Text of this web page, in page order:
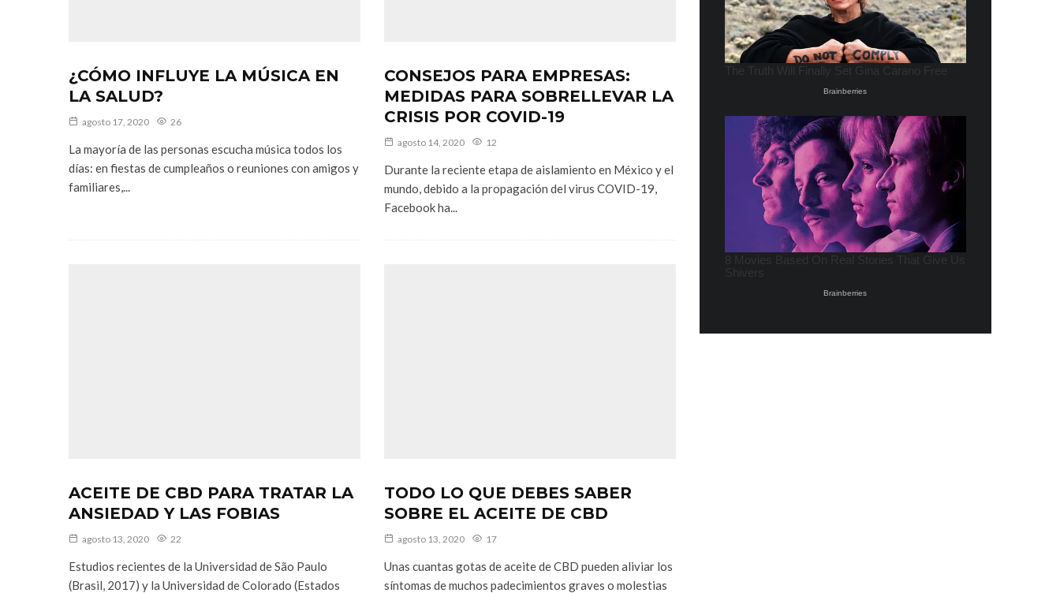
¿CÓMO INFLUYE LA MÚSICA EN
LA SALUD?
agosto 17, 2020 26
La mayoría de las personas escucha música todos los
días: en fiestas de cumpleaños o reuniones con amigos y
familiares,...
CONSEJOS PARA EMPRESAS:
MEDIDAS PARA SOBRELLEVAR LA
CRISIS POR COVID-19
agosto 14, 2020 12
Durante la reciente etapa de aislamiento en México y el
mundo, debido a la propagación del virus COVID-19,
Facebook ha...
ACEITE DE CBD PARA TRATAR LA
ANSIEDAD Y LAS FOBIAS
agosto 13, 2020 22
Estudios recientes de la Universidad de São Paulo
(Brasil, 2017) y la Universidad de Colorado (Estados
TODO LO QUE DEBES SABER
SOBRE EL ACEITE DE CBD
agosto 13, 2020 17
Unas cuantas gotas de aceite de CBD pueden aliviar los
síntomas de muchos padecimientos graves o molestias